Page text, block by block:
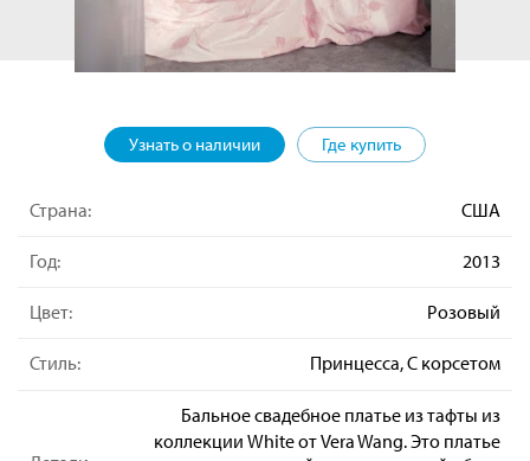
Узнать о наличии Где купить
Страна: США
Год: 2013
Цвет: Розовый
Стиль: Принцесса, С корсетом
Бальное свадебное платье из тафты из
коллекции White от Vera Wang. Это платье